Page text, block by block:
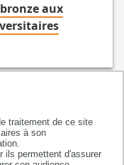
traitement de ce site
à son
ils permettent d'assurer
aux